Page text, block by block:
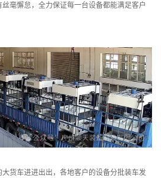
毫懈怠，全力保证每一台设备都能满足客户
货车进进出出，各地客户的设备分批装车发